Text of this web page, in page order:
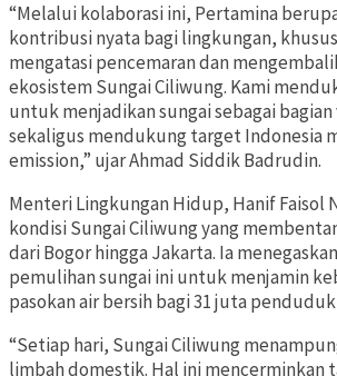
“Melalui kolaborasi ini, Pertamina
kontribusi nyata bagi lingkungan,
mengatasi pencemaran dan
ekosistem Sungai Ciliwung. Kami
untuk menjadikan sungai sebagai
sekaligus mendukung target Indonesia
emission,” ujar Ahmad Siddik Badrudin.
Menteri Lingkungan Hidup, Hanif
kondisi Sungai Ciliwung yang
dari Bogor hingga Jakarta. Ia
pemulihan sungai ini untuk menjamin
pasokan air bersih bagi 31 juta
“Setiap hari, Sungai Ciliwung
limbah domestik. Hal ini mencerminkan